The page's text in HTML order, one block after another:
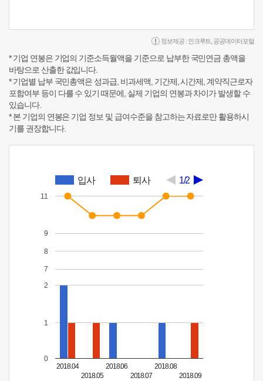
정보제공 : 인크루트 공공데이터포털
* 기업 연봉은 기업의 기준소득월액을 기준으로 납부한 국민연금 총액을
바탕으로 산출한 값입니다.
* 기업별 납부 국민총액은 성과급, 비과세액, 기간제, 시간제, 계약직근로자
포함여부 등이 다를 수 있기 때문에, 실제 기업의 연봉과 차이가 발생할 수
있습니다.
* 본 기업의 연봉은 기업 정보 및 급여수준을 참고하는 자료로만 활용하시
기를 권장합니다.
입사 퇴사 1/2
2018.04
2018.05
2018.06
2018.07
2018.08
2018.09
0
1
2
7
8
9
11